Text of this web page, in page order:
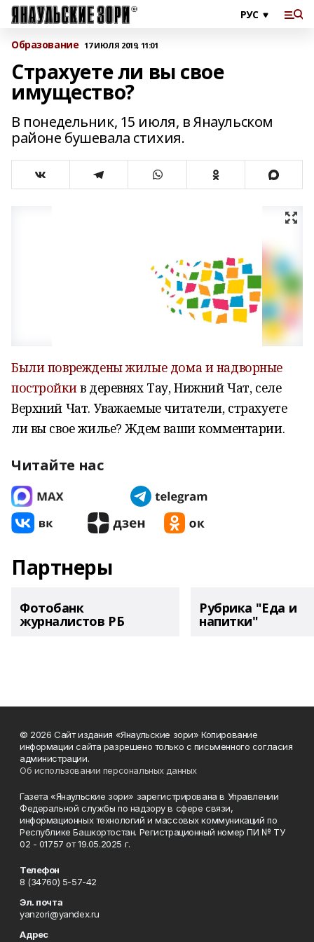
Образование 17 ИЮЛЯ 2019, 11:01
Страхуете ли вы свое
имущество?
В понедельник, 15 июля, в Янаульском
районе бушевала стихия.
Были повреждены жилые дома и надворные
постройкив деревнях Тау, Нижний Чат, селе
Верхний Чат. Уважаемые читатели, страхуете
ли вы свое жилье? Ждем ваши комментарии.
Читайте нас
Партнеры
Фотобанк
журналистов РБ
Рубрика "Еда и
напитки"
© 2026 Сайт издания «Янаульские зори» Копирование
информации сайта разрешено только с письменного согласия
администрации.
Об использовании персональных данных
Газета «Янаульские зори» зарегистрирована в Управлении
Федеральной службы по надзору в сфере связи,
информационных технологий и массовых коммуникаций по
Республике Башкортостан. Регистрационный номер ПИ № ТУ
02 - 01757 от 19.05.2025 г.
Телефон
8 (34760) 5-57-42
Эл. почта
yanzori@yandex.ru
Адрес